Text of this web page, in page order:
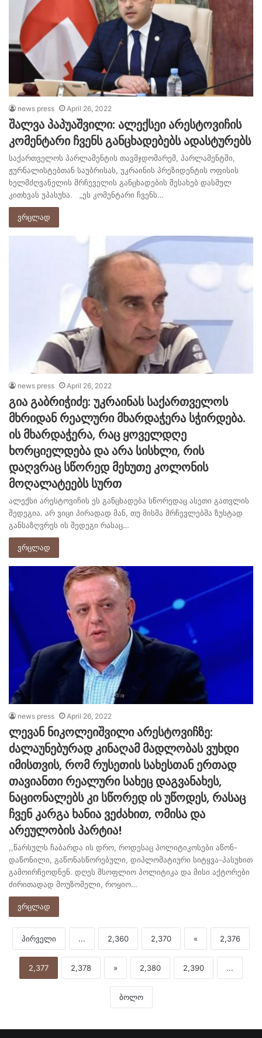
news press April 26, 2022
შალვა პაპუაშვილი: ალექსეი არესტოვიჩის
კომენტარი ჩვენს განცხადებებს ადასტურებს
საქართველოს პარლამენტის თავმჯდომარემ, პარლამენტში,
ჟურნალისტებთან საუბრისას, უკრაინის პრეზიდენტის ოფისის
ხელმძღვანელის მრჩეველის განცხადების შესახებ დასმულ
კითხვას უპასუხა. „ეს კომენტარი ჩვენს…
ვრცლად
news press April 26, 2022
გია გაბრიჭიძე: უკრაინას საქართველოს
მხრიდან რეალური მხარდაჭერა სჭირდება.
ის მხარდაჭერა, რაც ყოველდღე
ხორციელდება და არა სისხლი, რის
დაღვრაც სწორედ მეხუთე კოლონის
მოღალატეებს სურთ
ალექსი არესტოვიჩის ეს განცხადება სწორედაც ასეთი გათვლის
შედეგია. არ ვიცი პირადად მან, თუ მისმა მრჩევლებმა ზუსტად
განსაზღვრეს ის შედეგი რასაც…
ვრცლად
news press April 26, 2022
ლევან ნიკოლეიშვილი არესტოვიჩზე:
ძალაუნებურად კინაღამ მადლობას ვუხდი
იმისთვის, რომ რუსეთის სახესთან ერთად
თავიანთი რეალური სახეც დაგვანახეს,
ნაციონალებს კი სწორედ ის უწოდეს, რასაც
ჩვენ კარგა ხანია ვეძახით, ომისა და
არეულობის პარტია!
,,წარსულს ჩაბარდა ის დრო, როდესაც პოლიტიკოსები აწონ-
დაწონილი, გაწონასწორებული, დიპლომატიური სიტყვა-პასუხით
გამოირჩეოდნენ. დღეს მსოფლიო პოლიტიკა და მისი აქტორები
ძირითადად მოუზომელი, როყიო…
ვრცლად
პირველი ... 2,360 2,370 « 2,376
2,377 2,378 » 2,380 2,390 ...
ბოლო